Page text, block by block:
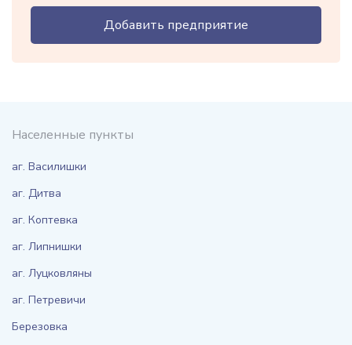
Добавить предприятие
Населенные пункты
аг. Василишки
аг. Дитва
аг. Коптевка
аг. Липнишки
аг. Луцковляны
аг. Петревичи
Березовка